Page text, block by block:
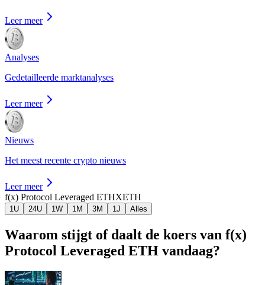
Leer meer
Analyses
Gedetailleerde marktanalyses
Leer meer
Nieuws
Het meest recente crypto nieuws
Leer meer
f(x) Protocol Leveraged ETHXETH
1U 24U 1W 1M 3M 1J Alles
Waarom stijgt of daalt de koers van f(x)
Protocol Leveraged ETH vandaag?